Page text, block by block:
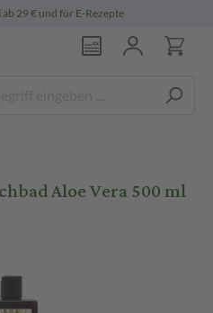
ab 29 € und für E-Rezepte
Aloe Vera 500 ml